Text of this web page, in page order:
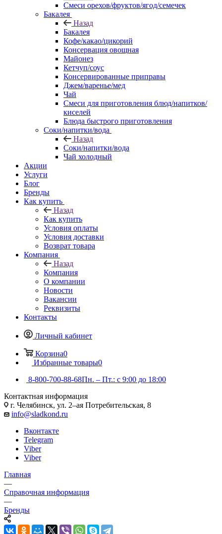
Смеси орехов/фруктов/ягод/семечек
Бакалея
Назад
Бакалея
Кофе/какао/цикорий
Консервация овощная
Майонез
Кетчуп/соус
Консервированные приправы
Джем/варенье/мед
Чай
Смеси для приготовления блюд/напитков/
киселей
Блюда быстрого приготовления
Соки/напитки/вода
Назад
Соки/напитки/вода
Чай холодный
Акции
Услуги
Блог
Бренды
Как купить
Назад
Как купить
Условия оплаты
Условия доставки
Возврат товара
Компания
Назад
Компания
О компании
Новости
Вакансии
Реквизиты
Контакты
Личный кабинет
Корзина0
Избранные товары0
8-800-700-88-68Пн. – Пт.: с 9:00 до 18:00
Контактная информация
г. Челябинск, ул. 2–ая Потребительская, 8
info@sladkond.ru
Вконтакте
Telegram
Viber
Viber
Главная
—
Справочная информация
—
Бренды